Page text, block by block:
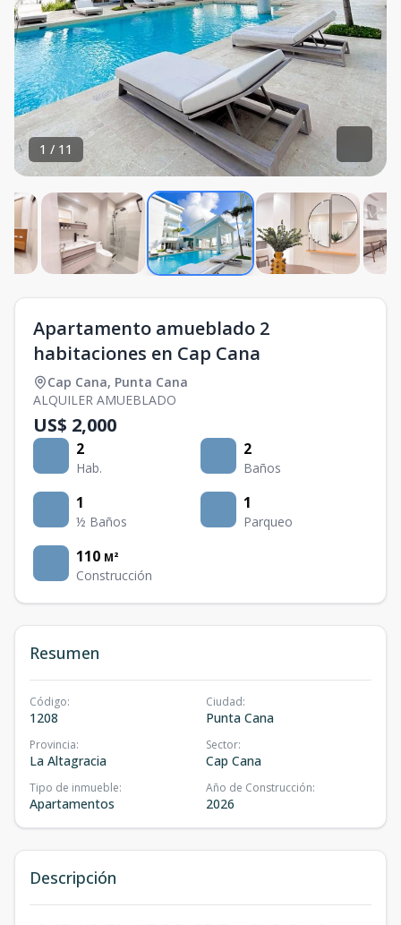
1 / 11
Apartamento amueblado 2
habitaciones en Cap Cana
Cap Cana, Punta Cana
ALQUILER AMUEBLADO
US$ 2,000
2
Hab.
2
Baños
1
½ Baños
1
Parqueo
110 M²
Construcción
Resumen
Código:
1208
Ciudad:
Punta Cana
Provincia:
La Altagracia
Sector:
Cap Cana
Tipo de inmueble:
Apartamentos
Año de Construcción:
2026
Descripción